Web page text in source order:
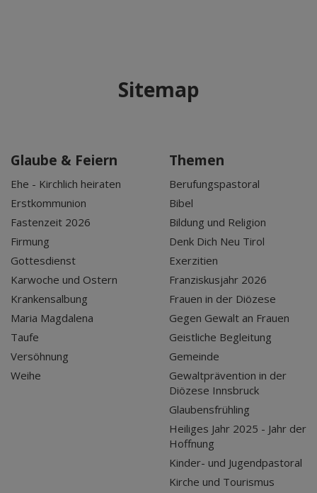
Sitemap
Glaube & Feiern
Ehe - Kirchlich heiraten
Erstkommunion
Fastenzeit 2026
Firmung
Gottesdienst
Karwoche und Ostern
Krankensalbung
Maria Magdalena
Taufe
Versöhnung
Weihe
Themen
Berufungspastoral
Bibel
Bildung und Religion
Denk Dich Neu Tirol
Exerzitien
Franziskusjahr 2026
Frauen in der Diözese
Gegen Gewalt an Frauen
Geistliche Begleitung
Gemeinde
Gewaltprävention in der
Diözese Innsbruck
Glaubensfrühling
Heiliges Jahr 2025 - Jahr der
Hoffnung
Kinder- und Jugendpastoral
Kirche und Tourismus